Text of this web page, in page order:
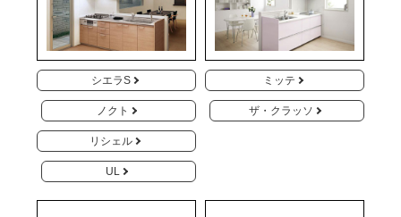
シエラS
ノクト
リシェル
UL
ミッテ
ザ・クラッソ